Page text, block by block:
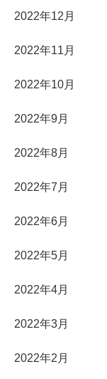
2022年12月
2022年11月
2022年10月
2022年9月
2022年8月
2022年7月
2022年6月
2022年5月
2022年4月
2022年3月
2022年2月